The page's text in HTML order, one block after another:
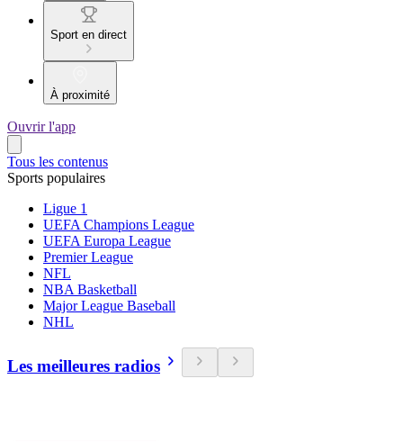
Sport en direct
À proximité
Ouvrir l'app
Tous les contenus
Sports populaires
Ligue 1
UEFA Champions League
UEFA Europa League
Premier League
NFL
NBA Basketball
Major League Baseball
NHL
Les meilleures radios